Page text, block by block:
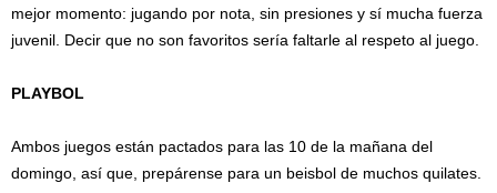
mejor momento: jugando por nota, sin presiones y sí mucha fuerza
juvenil. Decir que no son favoritos sería faltarle al respeto al juego.
PLAYBOL
Ambos juegos están pactados para las 10 de la mañana del
domingo, así que, prepárense para un beisbol de muchos quilates.